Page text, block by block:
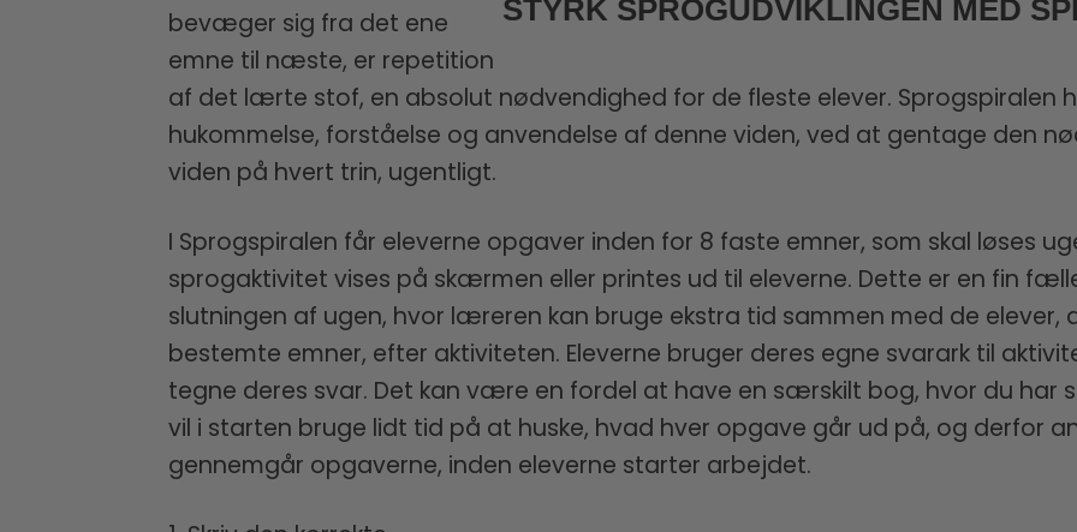
STYRK SPROGUDVIKLINGEN MED
bevæger sig fra det ene
emne til næste, er repetition
af det lærte stof, en absolut nødvendighed for de fleste elever. Sprogspiralen
hukommelse, forståelse og anvendelse af denne viden, ved at gentage den
viden på hvert trin, ugentligt.
I Sprogspiralen får eleverne opgaver inden for 8 faste emner, som skal løses
sprogaktivitet vises på skærmen eller printes ud til eleverne. Dette er en fin
slutningen af ​​ugen, hvor læreren kan bruge ekstra tid sammen med de
bestemte emner, efter aktiviteten. Eleverne bruger deres egne svarark til
tegne deres svar. Det kan være en fordel at have en særskilt bog, hvor du har
vil i starten bruge lidt tid på at huske, hvad hver opgave går ud på, og derfor
gennemgår opgaverne, inden eleverne starter arbejdet.